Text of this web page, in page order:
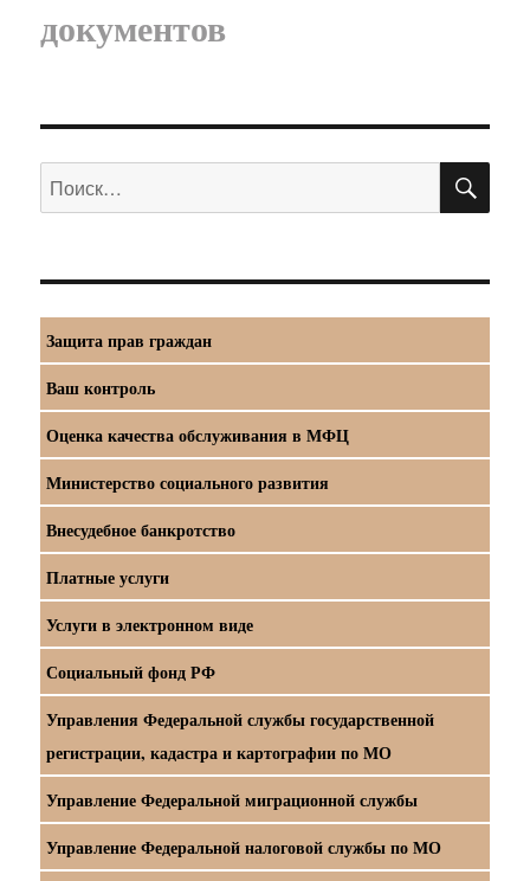
документов
Искать:
Защита прав граждан
Ваш контроль
Оценка качества обслуживания в МФЦ
Министерство социального развития
Внесудебное банкротство
Платные услуги
Услуги в электронном виде
Социальный фонд РФ
Управления Федеральной службы государственной
регистрации, кадастра и картографии по МО
Управление Федеральной миграционной службы
Управление Федеральной налоговой службы по МО